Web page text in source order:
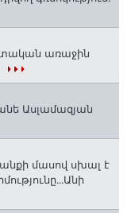
առաջին
Ասլամազյան
մասով սխալ է